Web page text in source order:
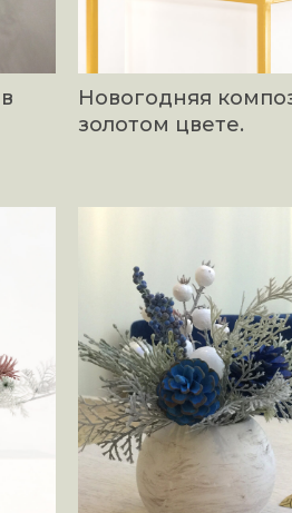
Новогодняя
золотом цвете.